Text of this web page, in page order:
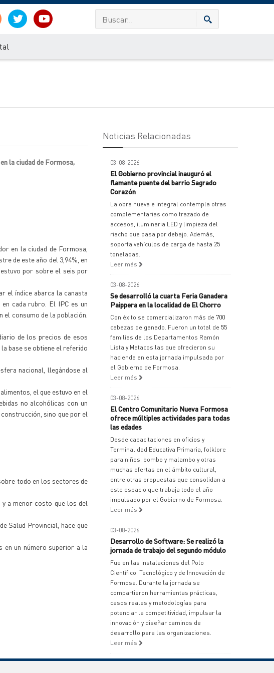
la ciudad de Formosa,
en la ciudad de Formosa,
de este año del 3,94%, en
por sobre el seis por
el índice abarca la canasta
cada rubro. El IPC es un
el consumo de la población.
de los precios de esos
base se obtiene el referido
nacional, llegándose al
el que estuvo en el
no alcohólicas con un
construcción, sino que por el
todo en los sectores de
a menor costo que los del
Salud Provincial, hace que
en un número superior a la
Noticias Relacionadas
03-08-2026
El Gobierno provincial inauguró el
flamante puente del barrio Sagrado
Corazón
La obra nueva e integral contempla otras
complementarias como trazado de
accesos, iluminaria LED y limpieza del
riacho que pasa por debajo. Además,
soporta vehículos de carga de hasta 25
toneladas.
Leer más
03-08-2026
Se desarrolló la cuarta Feria Ganadera
Paippera en la localidad de El Chorro
Con éxito se comercializaron más de 700
cabezas de ganado. Fueron un total de 55
familias de los Departamentos Ramón
Lista y Matacos las que ofrecieron su
hacienda en esta jornada impulsada por
el Gobierno de Formosa.
Leer más
03-08-2026
El Centro Comunitario Nueva Formosa
ofrece múltiples actividades para todas
las edades
Desde capacitaciones en oficios y
Terminalidad Educativa Primaria, folklore
para niños, bombo y malambo y otras
muchas ofertas en el ámbito cultural,
entre otras propuestas que consolidan a
este espacio que trabaja todo el año
impulsado por el Gobierno de Formosa.
Leer más
03-08-2026
Desarrollo de Software: Se realizó la
jornada de trabajo del segundo módulo
Fue en las instalaciones del Polo
Científico, Tecnológico y de Innovación de
Formosa. Durante la jornada se
compartieron herramientas prácticas,
casos reales y metodologías para
potenciar la competitividad, impulsar la
innovación y diseñar caminos de
desarrollo para las organizaciones.
Leer más